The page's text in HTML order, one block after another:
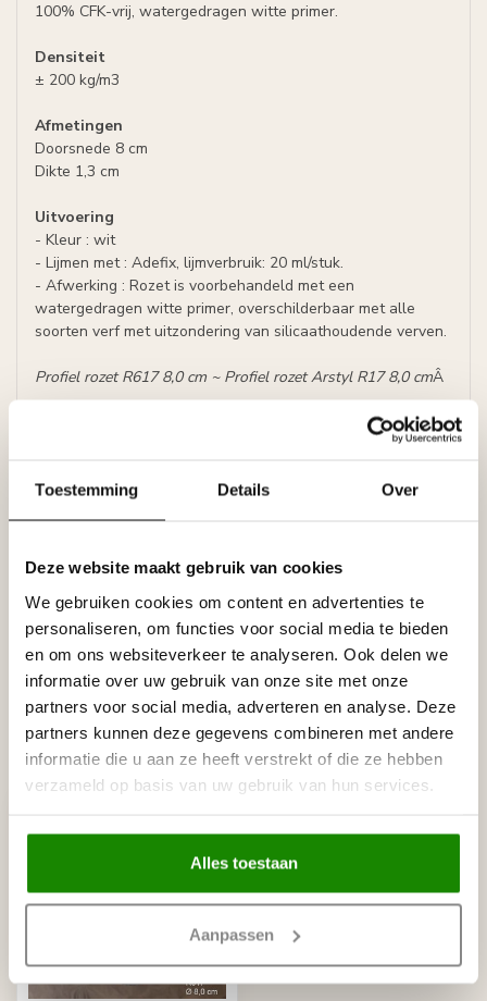
Toestemming Details Over
Deze website maakt gebruik van cookies
We gebruiken cookies om content en advertenties te
personaliseren, om functies voor social media te bieden
en om ons websiteverkeer te analyseren. Ook delen we
informatie over uw gebruik van onze site met onze
partners voor social media, adverteren en analyse. Deze
partners kunnen deze gegevens combineren met andere
informatie die u aan ze heeft verstrekt of die ze hebben
verzameld op basis van uw gebruik van hun services.
Alles toestaan
Aanpassen
100% CFK-vrij, watergedragen witte primer.
Densiteit
± 200 kg/m3
Afmetingen
Doorsnede 8 cm
Dikte 1,3 cm
Uitvoering
- Kleur : wit
- Lijmen met : Adefix, lijmverbruik: 20 ml/stuk.
- Afwerking : Rozet is voorbehandeld met een
watergedragen witte primer, overschilderbaar met alle
soorten verf met uitzondering van silicaathoudende verven.
Profiel rozet R617 8,0 cm ~ Profiel rozet Arstyl R17 8,0 cmÂ
Tags
Gerelateerde producten
NMC Adefix lijmkoker 310 ml
Op voorraad
€8,95
Recent bekeken